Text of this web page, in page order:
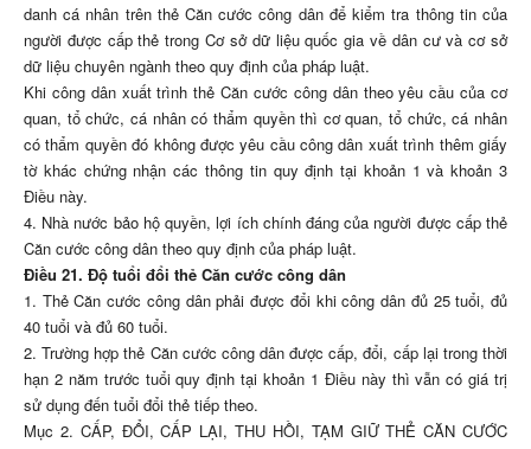
danh cá nhân trên thẻ Căn cước công dân để kiểm tra thông tin của
người được cấp thẻ trong Cơ sở dữ liệu quốc gia về dân cư và cơ sở
dữ liệu chuyên ngành theo quy định của pháp luật.
Khi công dân xuất trình thẻ Căn cước công dân theo yêu cầu của cơ
quan, tổ chức, cá nhân có thẩm quyền thì cơ quan, tổ chức, cá nhân
có thẩm quyền đó không được yêu cầu công dân xuất trình thêm giấy
tờ khác chứng nhận các thông tin quy định tại khoản 1 và khoản 3
Điều này.
4. Nhà nước bảo hộ quyền, lợi ích chính đáng của người được cấp thẻ
Căn cước công dân theo quy định của pháp luật.
Điều 21. Độ tuổi đổi thẻ Căn cước công dân
1. Thẻ Căn cước công dân phải được đổi khi công dân đủ 25 tuổi, đủ
40 tuổi và đủ 60 tuổi.
2. Trường hợp thẻ Căn cước công dân được cấp, đổi, cấp lại trong thời
hạn 2 năm trước tuổi quy định tại khoản 1 Điều này thì vẫn có giá trị
sử dụng đến tuổi đổi thẻ tiếp theo.
Mục 2. CẤP, ĐỔI, CẤP LẠI, THU HỒI, TẠM GIỮ THẺ CĂN CƯỚC